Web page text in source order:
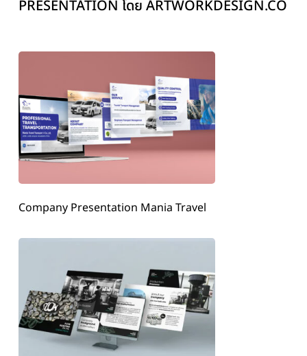
PRESENTATION โดย ARTWORKDESIGN.CO
Company Presentation Mania Travel